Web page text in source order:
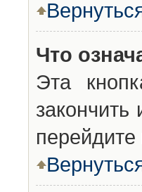
Что
Эта